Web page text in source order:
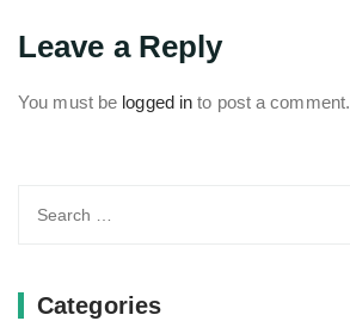
Leave a Reply
You must be logged in to post a comment.
Categories